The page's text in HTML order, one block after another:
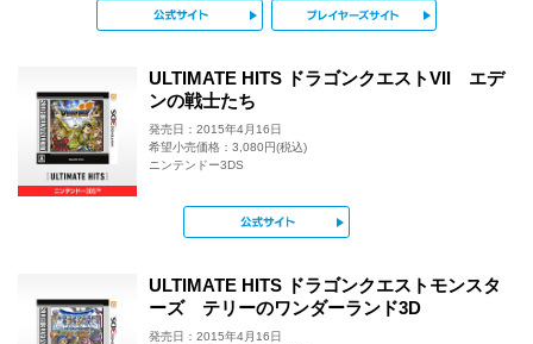
公式サイト
ULTIMATE HITS ドラゴンクエストVII エデ
ンの戦士たち
発売日：2015年4月16日
希望小売価格：3,080円(税込)
ニンテンドー3DS
ULTIMATE HITS ドラゴンクエストモンスタ
ーズ テリーのワンダーランド3D
発売日：2015年4月16日